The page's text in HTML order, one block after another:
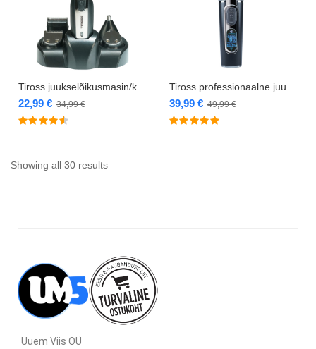
34,99€
22,99 € 49,99€
39,99 €
Showing all 30 results
Uuem Viis OÜ